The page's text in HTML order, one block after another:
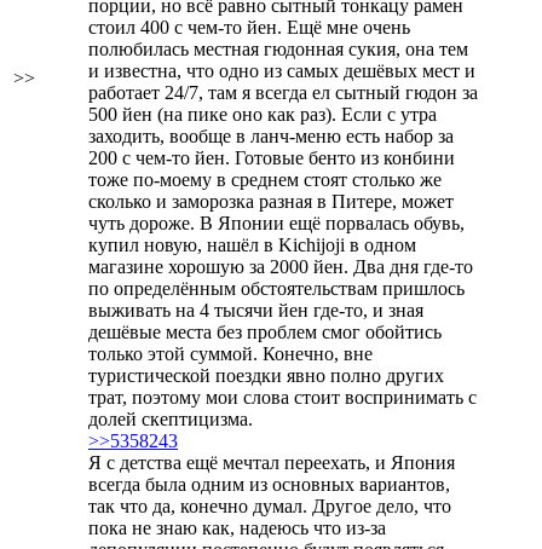
>>
порции, но всё равно сытный тонкацу рамен
стоил 400 с чем-то йен. Ещё мне очень
полюбилась местная гюдонная сукия, она тем
и известна, что одно из самых дешёвых мест и
работает 24/7, там я всегда ел сытный гюдон за
500 йен (на пике оно как раз). Если с утра
заходить, вообще в ланч-меню есть набор за
200 с чем-то йен. Готовые бенто из конбини
тоже по-моему в среднем стоят столько же
сколько и заморозка разная в Питере, может
чуть дороже. В Японии ещё порвалась обувь,
купил новую, нашёл в Kichijoji в одном
магазине хорошую за 2000 йен. Два дня где-то
по определённым обстоятельствам пришлось
выживать на 4 тысячи йен где-то, и зная
дешёвые места без проблем смог обойтись
только этой суммой. Конечно, вне
туристической поездки явно полно других
трат, поэтому мои слова стоит воспринимать с
долей скептицизма.
>>5358243
Я с детства ещё мечтал переехать, и Япония
всегда была одним из основных вариантов,
так что да, конечно думал. Другое дело, что
пока не знаю как, надеюсь что из-за